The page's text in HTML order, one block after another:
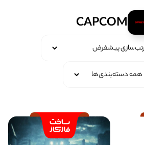
CAPCOM